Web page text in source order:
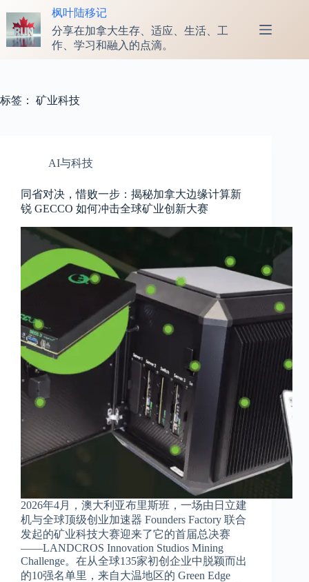
内
容
枫叶陆移记
分享在加拿大生存、适应、生活、工
作、学习和融入的点滴。
标签： 矿业科技
AI与科技
同省对决，惜败一步：揭秘加拿大边缘计算新
锐 GECCO 如何冲击全球矿业创新大赛
2026年4月，澳大利亚布里斯班，一场由日立建
机与全球顶级创业加速器 Founders Factory 联合
发起的矿业科技大赛迎来了它的首届总决赛
——LANDCROS Innovation Studios Mining
Challenge。在从全球135家初创企业中脱颖而出
的10强名单里，来自大温地区的 Green Edge